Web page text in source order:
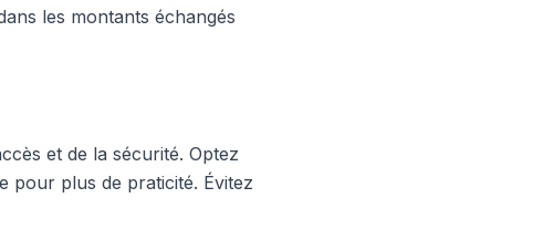
les montants échangés
et de la sécurité. Optez
pour plus de praticité. Évitez